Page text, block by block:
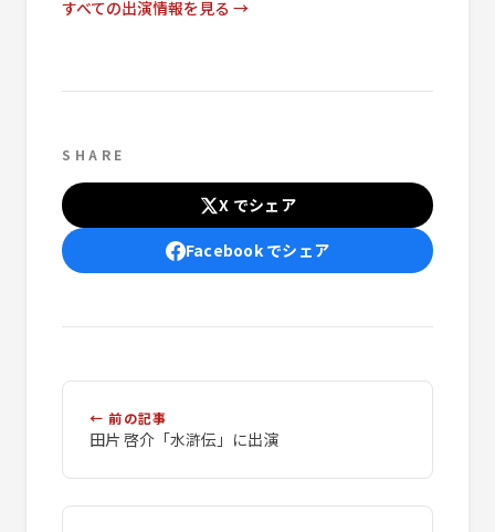
すべての出演情報を見る →
SHARE
X でシェア
Facebook でシェア
← 前の記事
田片 啓介「水滸伝」に出演